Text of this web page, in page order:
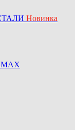
Новинка